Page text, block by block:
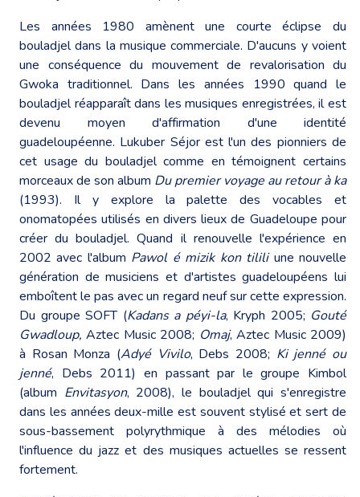
Les années 1980 amènent une courte éclipse du
bouladjel dans la musique commerciale. D'aucuns y voient
une conséquence du mouvement de revalorisation du
Gwoka traditionnel. Dans les années 1990 quand le
bouladjel réapparaît dans les musiques enregistrées, il est
devenu moyen d'affirmation d'une identité
guadeloupéenne. Lukuber Séjor est l'un des pionniers de
cet usage du bouladjel comme en témoignent certains
morceaux de son album Du premier voyage au retour à ka
(1993). Il y explore la palette des vocables et
onomatopées utilisés en divers lieux de Guadeloupe pour
créer du bouladjel. Quand il renouvelle l'expérience en
2002 avec l'album Pawol é mizik kon tililiune nouvelle
génération de musiciens et d'artistes guadeloupéens lui
emboîtent le pas avec un regard neuf sur cette expression.
Du groupe SOFT (Kadans a péyi-la, Kryph 2005; Gouté
Gwadloup, Aztec Music 2008; Omaj, Aztec Music 2009)
à Rosan Monza (Adyé Vivilo, Debs 2008; Ki jenné ou
jenné, Debs 2011) en passant par le groupe Kimbol
(album Envitasyon, 2008), le bouladjel qui s'enregistre
dans les années deux-mille est souvent stylisé et sert de
sous-bassement polyrythmique à des mélodies où
l'influence du jazz et des musiques actuelles se ressent
fortement.